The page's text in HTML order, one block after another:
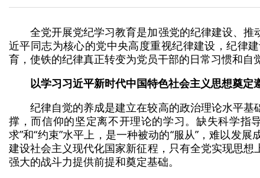
全党开展党纪学习教育是加强党的纪律建设、
近平同志为核心的党中央高度重视纪律建设，纪律
育，使铁的纪律真正转变为党员干部的日常习惯和自
以学习习近平新时代中国特色社会主义思想奠定
纪律自觉的养成是建立在较高的政治理论水平
撑，而信仰的坚定离不开理论的学习。缺失科学指
求”和“约束”水平上，是一种被动的“服从”，难以发
建设社会主义现代化国家新征程，只有全党实现思
强大的战斗力提供前提和奠定基础。